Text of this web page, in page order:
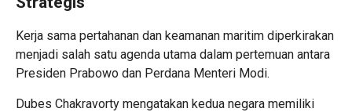
Kerja sama pertahanan dan keamanan maritim diperkirakan
menjadi salah satu agenda utama dalam pertemuan antara
Presiden Prabowo dan Perdana Menteri Modi.
Dubes Chakravorty mengatakan kedua negara memiliki